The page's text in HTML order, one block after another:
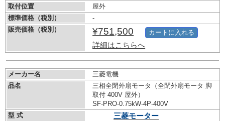
取付位置
屋外
標準価格（税別）
-
販売価格（税別）
¥751,500
詳細はこちらへ
カートに入れる
メーカー名
三菱電機
品名
三相全閉外扇モータ（全閉外扇モータ 脚
取付 400V 屋外）
SF-PRO-0.75kW-4P-400V
型 式
三菱モーター